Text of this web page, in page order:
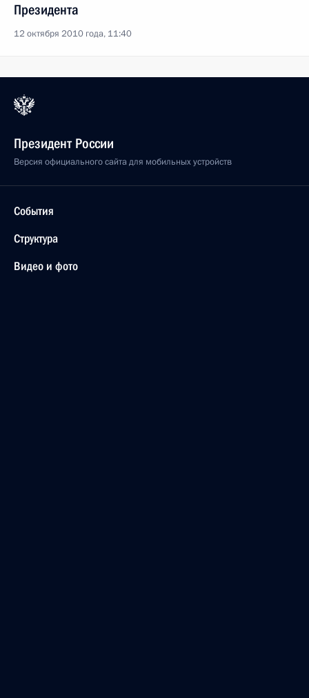
Президента
12 октября 2010 года, 11:40
Президент России
Версия официального сайта для мобильных устройств
События
Структура
Видео и фото